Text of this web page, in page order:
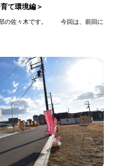
て環境編＞
部の佐々木です。 今回は、前回に